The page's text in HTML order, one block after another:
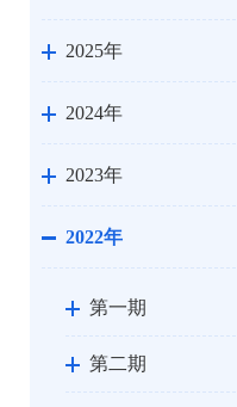
2025年
2024年
2023年
2022年
第一期
第二期